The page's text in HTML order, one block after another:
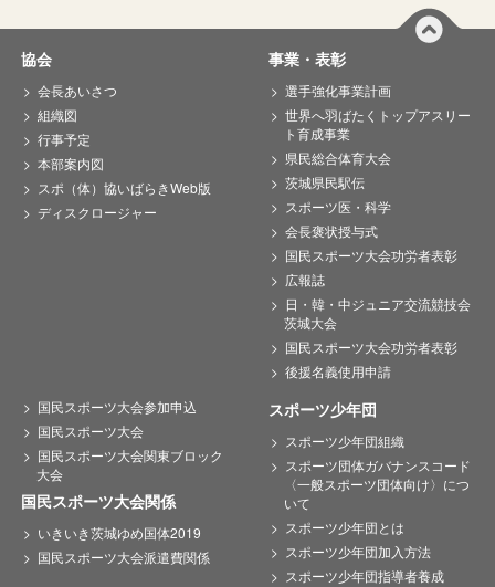
協会
会長あいさつ
組織図
行事予定
本部案内図
スポ（体）協いばらきWeb版
ディスクロージャー
事業・表彰
選手強化事業計画
世界へ羽ばたくトップアスリー
ト育成事業
県民総合体育大会
茨城県民駅伝
スポーツ医・科学
会長褒状授与式
国民スポーツ大会功労者表彰
広報誌
日・韓・中ジュニア交流競技会
茨城大会
国民スポーツ大会功労者表彰
後援名義使用申請
国民スポーツ大会参加申込
国民スポーツ大会
国民スポーツ大会関東ブロック
大会
国民スポーツ大会関係
いきいき茨城ゆめ国体2019
国民スポーツ大会派遣費関係
スポーツ少年団
スポーツ少年団組織
スポーツ団体ガバナンスコード
〈一般スポーツ団体向け〉につ
いて
スポーツ少年団とは
スポーツ少年団加入方法
スポーツ少年団指導者養成